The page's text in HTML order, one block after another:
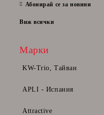
Абонирай се за новини
Виж всички
Марки
KW-Trio, Тайван
APLI - Испания
Attractive